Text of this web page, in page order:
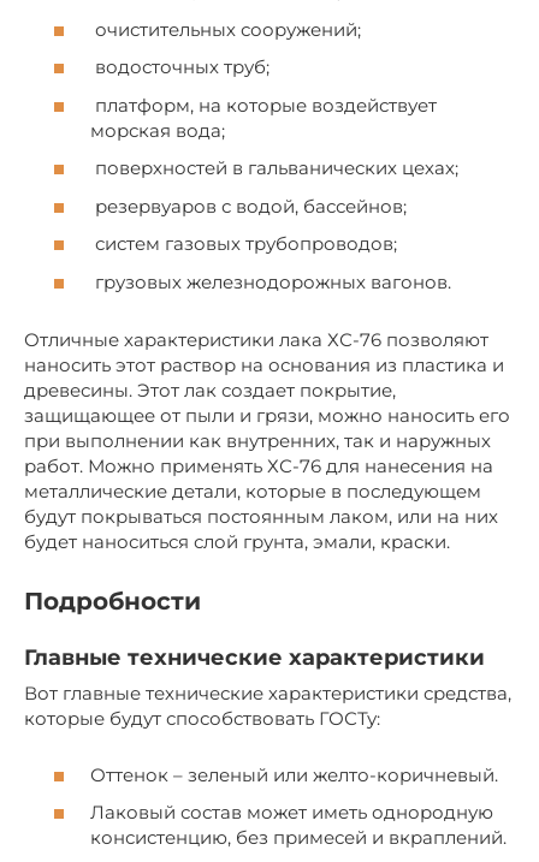
очистительных сооружений;
водосточных труб;
платформ, на которые воздействует
морская вода;
поверхностей в гальванических цехах;
резервуаров с водой, бассейнов;
систем газовых трубопроводов;
грузовых железнодорожных вагонов.
Отличные характеристики лака ХС-76 позволяют
наносить этот раствор на основания из пластика и
древесины. Этот лак создает покрытие,
защищающее от пыли и грязи, можно наносить его
при выполнении как внутренних, так и наружных
работ. Можно применять ХС-76 для нанесения на
металлические детали, которые в последующем
будут покрываться постоянным лаком, или на них
будет наноситься слой грунта, эмали, краски.
Подробности
Главные технические характеристики
Вот главные технические характеристики средства,
которые будут способствовать ГОСТу:
Оттенок – зеленый или желто-коричневый.
Лаковый состав может иметь однородную
консистенцию, без примесей и вкраплений.